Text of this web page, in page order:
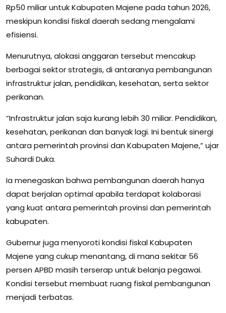
Rp50 miliar untuk Kabupaten Majene pada tahun 2026,
meskipun kondisi fiskal daerah sedang mengalami
efisiensi.
Menurutnya, alokasi anggaran tersebut mencakup
berbagai sektor strategis, di antaranya pembangunan
infrastruktur jalan, pendidikan, kesehatan, serta sektor
perikanan.
“Infrastruktur jalan saja kurang lebih 30 miliar. Pendidikan,
kesehatan, perikanan dan banyak lagi. Ini bentuk sinergi
antara pemerintah provinsi dan Kabupaten Majene,” ujar
Suhardi Duka.
Ia menegaskan bahwa pembangunan daerah hanya
dapat berjalan optimal apabila terdapat kolaborasi
yang kuat antara pemerintah provinsi dan pemerintah
kabupaten.
Gubernur juga menyoroti kondisi fiskal Kabupaten
Majene yang cukup menantang, di mana sekitar 56
persen APBD masih terserap untuk belanja pegawai.
Kondisi tersebut membuat ruang fiskal pembangunan
menjadi terbatas.